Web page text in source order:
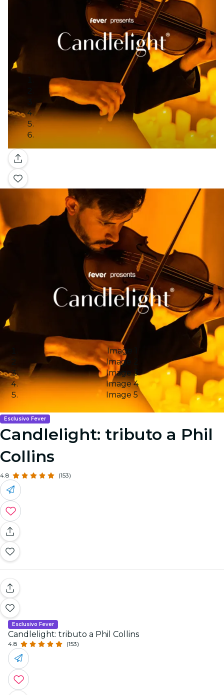
Galleria
Image 1
Image 2
Image 3
Image 4
Image 5
Esclusivo Fever
Candlelight: tributo a Phil
Collins
4.8 (153)
Esclusivo Fever
Candlelight: tributo a Phil Collins
4.8 (153)